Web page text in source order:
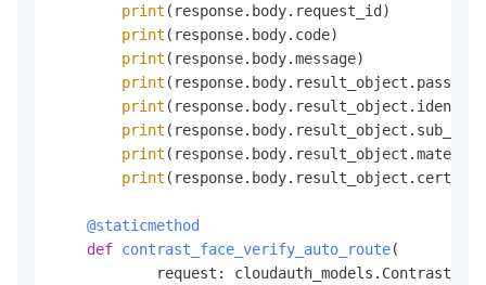
print (response.body.request_id)
print (response.body.code)
print (response.body.message)
print (response.body.result_object.passed)
print
print
print
print
    @staticmethod
def contrast_face_verify_auto_route(
request: